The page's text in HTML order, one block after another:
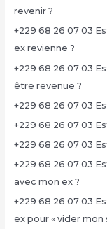
revenir ?
+229 68 26 07 03
ex revienne ?
+229 68 26 07 03
être revenue ?
+229 68 26 07 03
+229 68 26 07 03
+229 68 26 07 03
+229 68 26 07 03
avec mon ex ?
+229 68 26 07 03
ex pour « vider mon